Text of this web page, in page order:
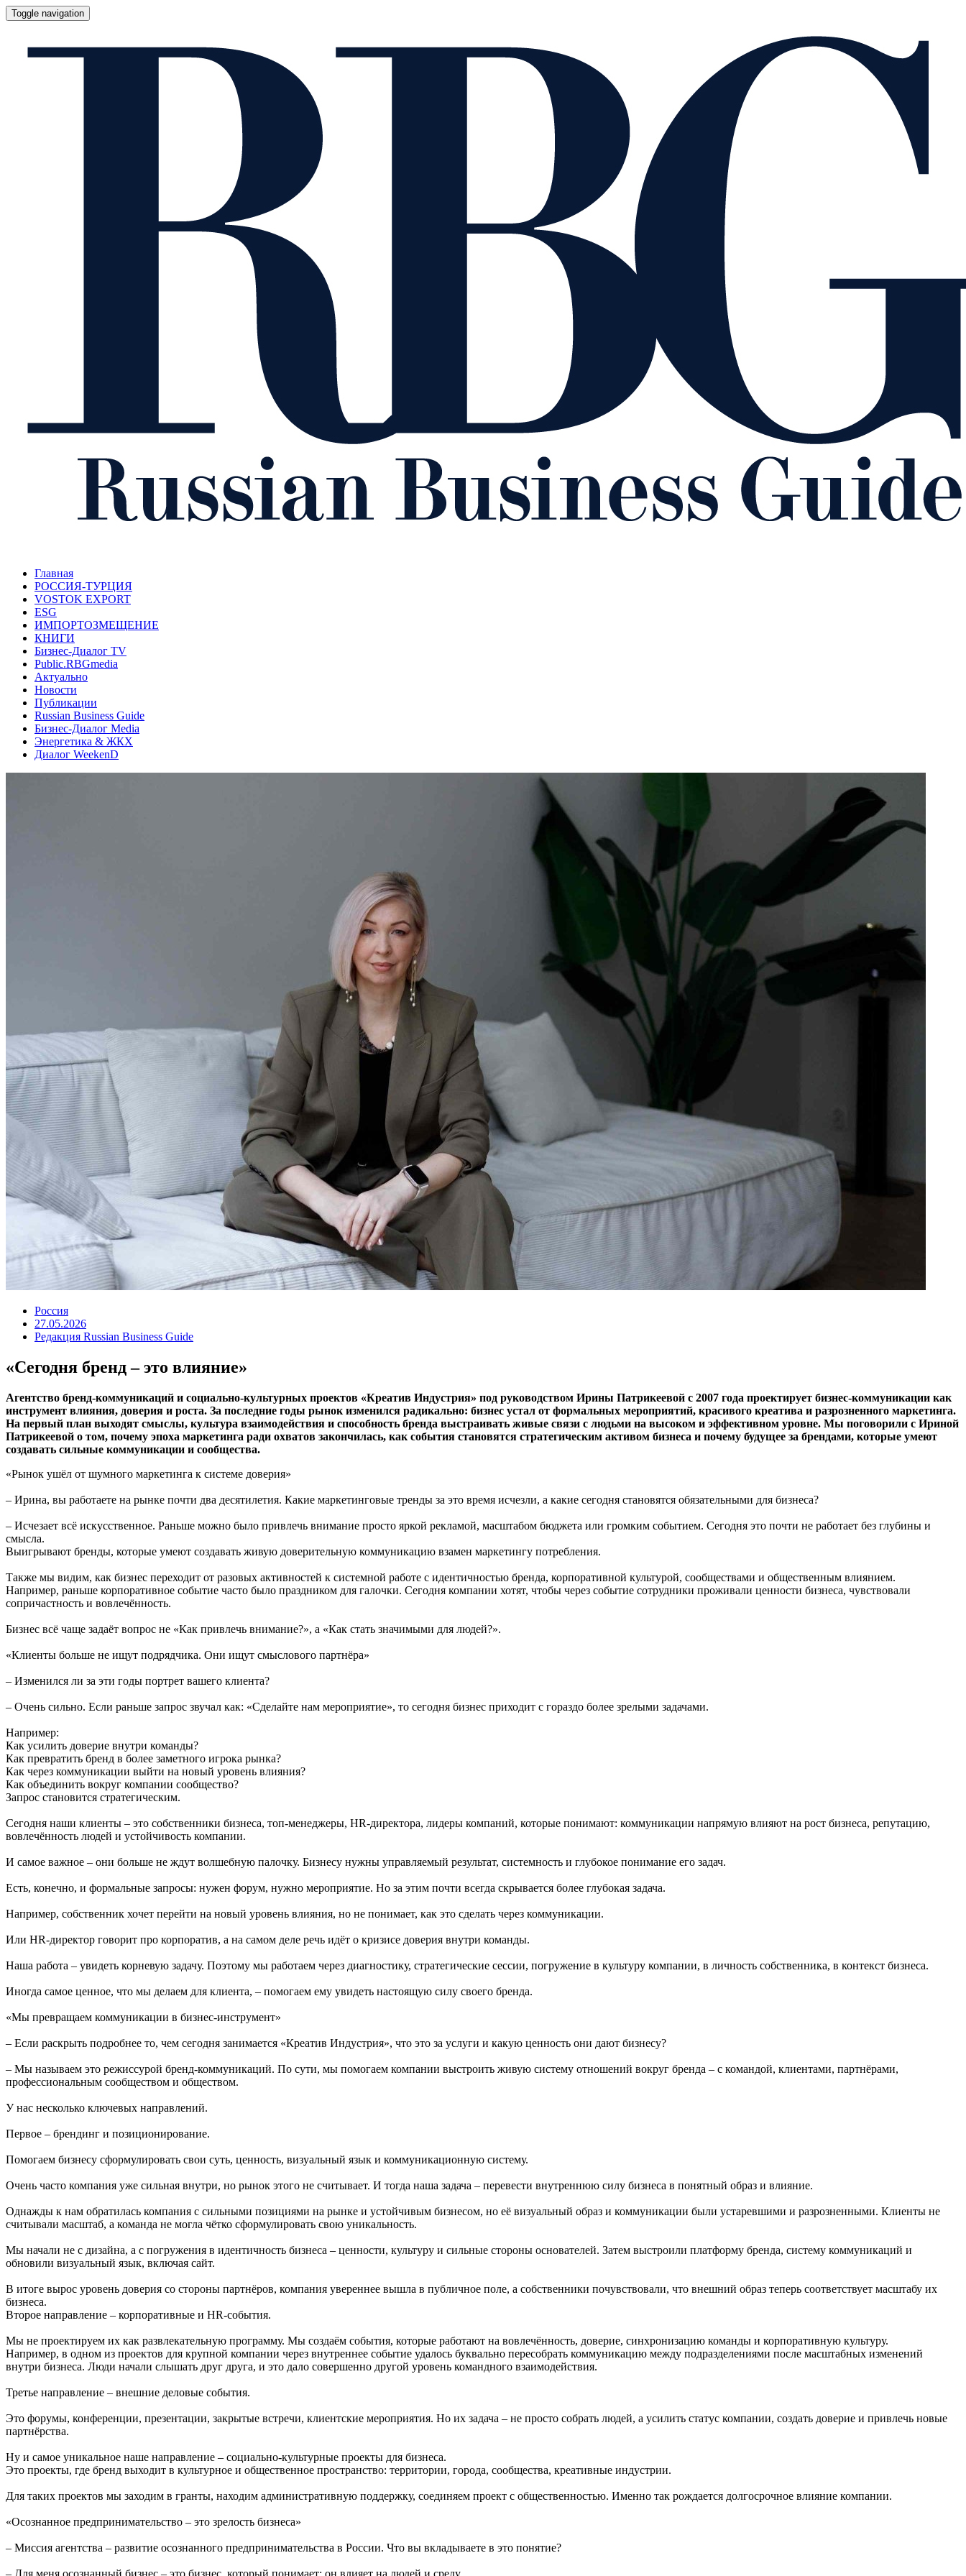
Toggle navigation
Главная
РОССИЯ-ТУРЦИЯ
VOSTOK EXPORT
ESG
ИМПОРТОЗМЕЩЕНИЕ
КНИГИ
Бизнес-Диалог TV
Public.RBGmedia
Актуально
Новости
Публикации
Russian Business Guide
Бизнес-Диалог Media
Энергетика & ЖКХ
Диалог WeekenD
Россия
27.05.2026
Редакция Russian Business Guide
«Сегодня бренд – это влияние»
Агентство бренд-коммуникаций и социально-культурных проектов «Креатив Индустрия» под руководством Ирины Патрикеевой с 2007 года проектирует бизнес-коммуникации как
инструмент влияния, доверия и роста. За последние годы рынок изменился радикально: бизнес устал от формальных мероприятий, красивого креатива и разрозненного маркетинга.
На первый план выходят смыслы, культура взаимодействия и способность бренда выстраивать живые связи с людьми на высоком и эффективном уровне. Мы поговорили с Ириной
Патрикеевой о том, почему эпоха маркетинга ради охватов закончилась, как события становятся стратегическим активом бизнеса и почему будущее за брендами, которые умеют
создавать сильные коммуникации и сообщества.
«Рынок ушёл от шумного маркетинга к системе доверия»
– Ирина, вы работаете на рынке почти два десятилетия. Какие маркетинговые тренды за это время исчезли, а какие сегодня становятся обязательными для бизнеса?
– Исчезает всё искусственное. Раньше можно было привлечь внимание просто яркой рекламой, масштабом бюджета или громким событием. Сегодня это почти не работает без глубины и
смысла.
Выигрывают бренды, которые умеют создавать живую доверительную коммуникацию взамен маркетингу потребления.
Также мы видим, как бизнес переходит от разовых активностей к системной работе с идентичностью бренда, корпоративной культурой, сообществами и общественным влиянием.
Например, раньше корпоративное событие часто было праздником для галочки. Сегодня компании хотят, чтобы через событие сотрудники проживали ценности бизнеса, чувствовали
сопричастность и вовлечённость.
Бизнес всё чаще задаёт вопрос не «Как привлечь внимание?», а «Как стать значимыми для людей?».
«Клиенты больше не ищут подрядчика. Они ищут смыслового партнёра»
– Изменился ли за эти годы портрет вашего клиента?
– Очень сильно. Если раньше запрос звучал как: «Сделайте нам мероприятие», то сегодня бизнес приходит с гораздо более зрелыми задачами.
Например:
Как усилить доверие внутри команды?
Как превратить бренд в более заметного игрока рынка?
Как через коммуникации выйти на новый уровень влияния?
Как объединить вокруг компании сообщество?
Запрос становится стратегическим.
Сегодня наши клиенты – это собственники бизнеса, топ-менеджеры, HR-директора, лидеры компаний, которые понимают: коммуникации напрямую влияют на рост бизнеса, репутацию,
вовлечённость людей и устойчивость компании.
И самое важное – они больше не ждут волшебную палочку. Бизнесу нужны управляемый результат, системность и глубокое понимание его задач.
Есть, конечно, и формальные запросы: нужен форум, нужно мероприятие. Но за этим почти всегда скрывается более глубокая задача.
Например, собственник хочет перейти на новый уровень влияния, но не понимает, как это сделать через коммуникации.
Или HR-директор говорит про корпоратив, а на самом деле речь идёт о кризисе доверия внутри команды.
Наша работа – увидеть корневую задачу. Поэтому мы работаем через диагностику, стратегические сессии, погружение в культуру компании, в личность собственника, в контекст бизнеса.
Иногда самое ценное, что мы делаем для клиента, – помогаем ему увидеть настоящую силу своего бренда.
«Мы превращаем коммуникации в бизнес-инструмент»
– Если раскрыть подробнее то, чем сегодня занимается «Креатив Индустрия», что это за услуги и какую ценность они дают бизнесу?
– Мы называем это режиссурой бренд-коммуникаций. По сути, мы помогаем компании выстроить живую систему отношений вокруг бренда – с командой, клиентами, партнёрами,
профессиональным сообществом и обществом.
У нас несколько ключевых направлений.
Первое – брендинг и позиционирование.
Помогаем бизнесу сформулировать свои суть, ценность, визуальный язык и коммуникационную систему.
Очень часто компания уже сильная внутри, но рынок этого не считывает. И тогда наша задача – перевести внутреннюю силу бизнеса в понятный образ и влияние.
Однажды к нам обратилась компания с сильными позициями на рынке и устойчивым бизнесом, но её визуальный образ и коммуникации были устаревшими и разрозненными. Клиенты не
считывали масштаб, а команда не могла чётко сформулировать свою уникальность.
Мы начали не с дизайна, а с погружения в идентичность бизнеса – ценности, культуру и сильные стороны основателей. Затем выстроили платформу бренда, систему коммуникаций и
обновили визуальный язык, включая сайт.
В итоге вырос уровень доверия со стороны партнёров, компания увереннее вышла в публичное поле, а собственники почувствовали, что внешний образ теперь соответствует масштабу их
бизнеса.
Второе направление – корпоративные и HR-события.
Мы не проектируем их как развлекательную программу. Мы создаём события, которые работают на вовлечённость, доверие, синхронизацию команды и корпоративную культуру.
Например, в одном из проектов для крупной компании через внутреннее событие удалось буквально пересобрать коммуникацию между подразделениями после масштабных изменений
внутри бизнеса. Люди начали слышать друг друга, и это дало совершенно другой уровень командного взаимодействия.
Третье направление – внешние деловые события.
Это форумы, конференции, презентации, закрытые встречи, клиентские мероприятия. Но их задача – не просто собрать людей, а усилить статус компании, создать доверие и привлечь новые
партнёрства.
Ну и самое уникальное наше направление – социально-культурные проекты для бизнеса.
Это проекты, где бренд выходит в культурное и общественное пространство: территории, города, сообщества, креативные индустрии.
Для таких проектов мы заходим в гранты, находим административную поддержку, соединяем проект с общественностью. Именно так рождается долгосрочное влияние компании.
«Осознанное предпринимательство – это зрелость бизнеса»
– Миссия агентства – развитие осознанного предпринимательства в России. Что вы вкладываете в это понятие?
– Для меня осознанный бизнес – это бизнес, который понимает: он влияет на людей и среду.